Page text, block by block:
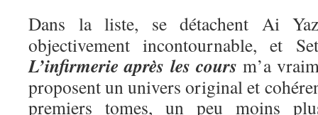
Dans la liste, se détachent Ai
objectivement incontournable, et
L’infirmerie après les cours m’a
proposent un univers original et
premiers tomes, un peu moins